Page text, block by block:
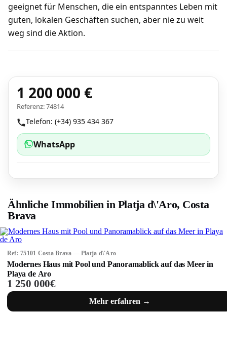
geeignet für Menschen, die ein entspanntes Leben mit
guten, lokalen Geschäften suchen, aber nie zu weit
weg sind die Aktion.
1 200 000 €
Referenz: 74814
Telefon: (+34) 935 434 367
WhatsApp
Ähnliche Immobilien in Platja d\'Aro, Costa
Brava
Ref: 75101 Costa Brava — Platja d\'Aro
Modernes Haus mit Pool und Panoramablick auf das Meer in
Playa de Aro
1 250 000€
Mehr erfahren →